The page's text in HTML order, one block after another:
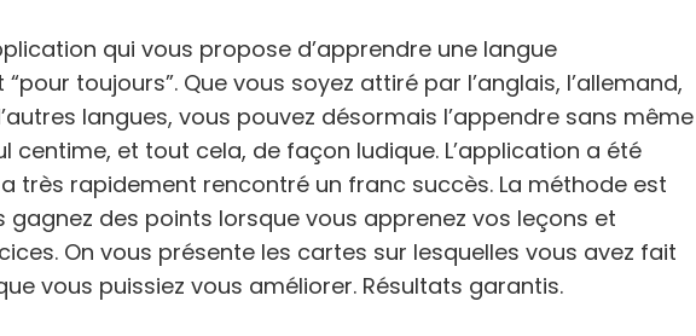
qui vous propose d’apprendre une langue
toujours”. Que vous soyez attiré par l’anglais, l’allemand,
langues, vous pouvez désormais l’appendre sans même
centime, et tout cela, de façon ludique. L’application a été
a très rapidement rencontré un franc succès. La méthode est
gagnez des points lorsque vous apprenez vos leçons et
On vous présente les cartes sur lesquelles vous avez fait
vous puissiez vous améliorer. Résultats garantis.